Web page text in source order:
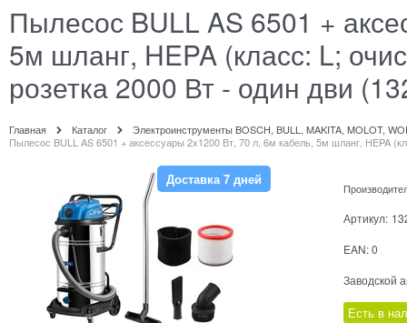
Пылесос BULL AS 6501 +
5м шланг, HEPA (класс: L;
розетка 2000 Вт - один дви
Главная Каталог
Электроинструменты BOSCH, BULL, MAKITA, MOLOT,
Пылесос BULL AS 6501 + аксессуары 2x1200 Вт, 70 л, 6м кабель, 5м шланг, HEPA
Доставка 7 дней
Артикул:
EAN:0
Заводской
Есть в